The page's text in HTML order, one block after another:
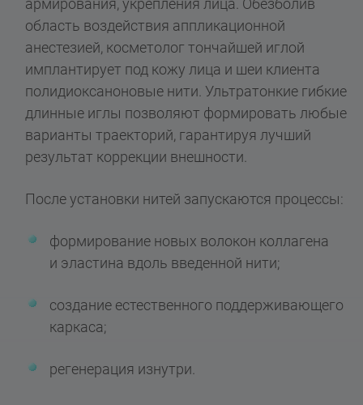
армирования, укрепления лица. Обезболив
область воздействия аппликационной
анестезией, косметолог тончайшей иглой
имплантирует под кожу лица и шеи клиента
полидиоксаноновые нити. Ультратонкие гибкие
длинные иглы позволяют формировать любые
варианты траекторий, гарантируя лучший
результат коррекции внешности.
После установки нитей запускаются процессы:
формирование новых волокон коллагена
и эластина вдоль введенной нити;
создание естественного поддерживающего
каркаса;
регенерация изнутри.